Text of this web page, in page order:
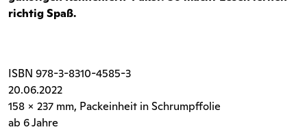
richtig Spaß.
ISBN 978-3-8310-4585-3
20.06.2022
158 x 237 mm, Packeinheit in Schrumpffolie
ab 6 Jahre